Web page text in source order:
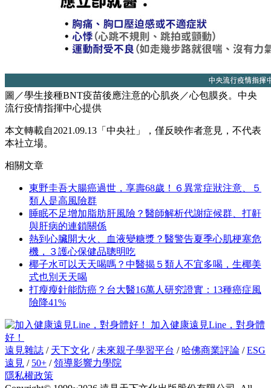
圖／學生接種BNT疫苗後應注意的心肌炎／心包膜炎。中央
流行疫情指揮中心提供
本文轉載自2021.09.13 「中央社」， 僅反映作者意見，不代表
本社立場。
相關文章
東野圭吾大腸癌過世，享壽68歲！６異常症狀注意、５
類人是高風險群
睡眠不足增加脂肪肝風險？醫師解析代謝症候群、打鼾
與肝病的連鎖關係
熱到心臟開大火、血液變糖漿？醫警告夏季心肌梗塞危
機，３護心保健品聰明吃
椰子水可以天天喝嗎？中醫揭５類人不宜多喝，生椰美
式也別天天喝
打瘦瘦針能防癌？台大醫16萬人研究證實：13種癌症風
險降41%
加入健康遠見Line，對身體
好！
遠見雜誌 / 天下文化 / 未來親子學習平台 / 哈佛商業評論 /ESG
遠見 / 50+ /領導影響力學院
隱私權政策